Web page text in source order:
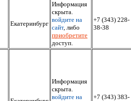
Екатеринбург
Информация
скрыта.
войдите на
сайт, либо
приобретите
доступ.
+7 (343) 228-
38-38
Информация
скрыта.
войдите на
+7 (343) 383-